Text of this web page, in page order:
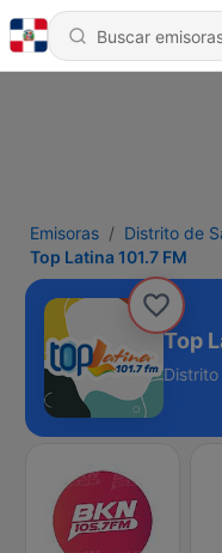
Emisoras
Distrito de
Top Latina 101.7 FM
Top
Distrito